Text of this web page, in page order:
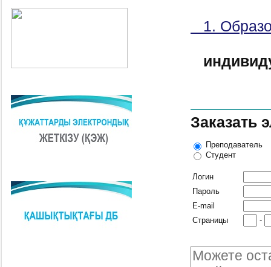
1.
Заказать
Преподаватель
Студент
Логин
Пароль
E-mail
Страницы
-